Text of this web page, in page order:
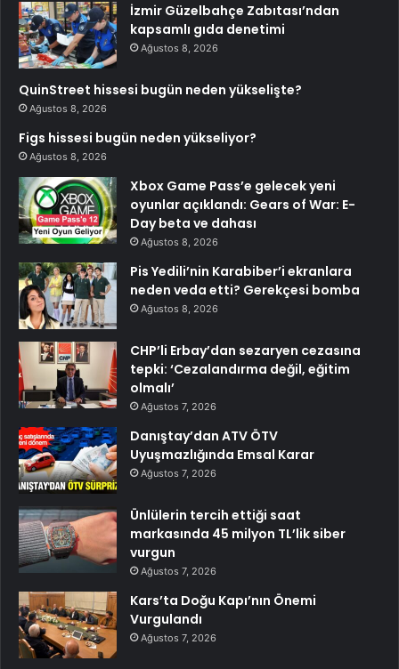
İzmir Güzelbahçe Zabıtası’ndan
kapsamlı gıda denetimi
Ağustos 8, 2026
QuinStreet hissesi bugün neden yükselişte?
Ağustos 8, 2026
Figs hissesi bugün neden yükseliyor?
Ağustos 8, 2026
Xbox Game Pass’e gelecek yeni
oyunlar açıklandı: Gears of War: E-
Day beta ve dahası
Ağustos 8, 2026
Pis Yedili’nin Karabiber’i ekranlara
neden veda etti? Gerekçesi bomba
Ağustos 8, 2026
CHP’li Erbay’dan sezaryen cezasına
tepki: ‘Cezalandırma değil, eğitim
olmalı’
Ağustos 7, 2026
Danıştay’dan ATV ÖTV
Uyuşmazlığında Emsal Karar
Ağustos 7, 2026
Ünlülerin tercih ettiği saat
markasında 45 milyon TL’lik siber
vurgun
Ağustos 7, 2026
Kars’ta Doğu Kapı’nın Önemi
Vurgulandı
Ağustos 7, 2026